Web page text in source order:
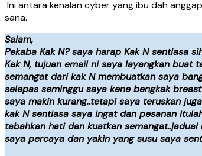
Ini antara kenalan cyber yang ibu dah
sana.
Salam,
Pekaba Kak N? saya harap Kak N sentiasa
Kak N, tujuan email ni saya layangkan buat
semangat dari kak N membuatkan saya
selepas seminggu saya kene bengkak
saya makin kurang..tetapi saya teruskan
kak N sentiasa saya ingat dan pesanan
tabahkan hati dan kuatkan
saya percaya dan yakin yang susu saya